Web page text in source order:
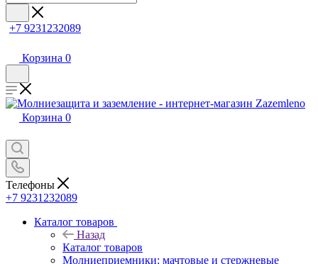
+7 9231232089
Корзина 0
Корзина 0
Телефоны
+7 9231232089
Каталог товаров
Назад
Каталог товаров
Молниеприемники: мачтовые и стержневые